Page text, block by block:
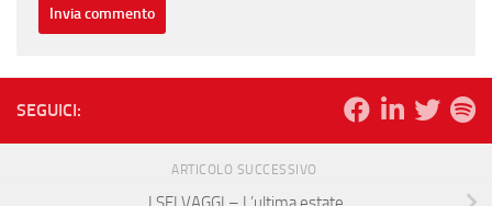
SEGUICI:
ARTICOLO SUCCESSIVO